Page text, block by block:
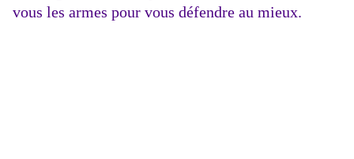
vous les armes pour vous défendre au mieux.